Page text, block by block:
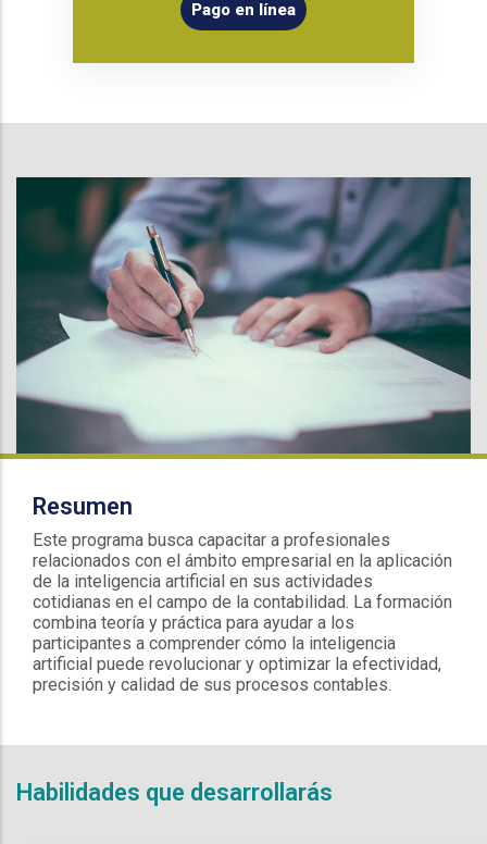
Pago en línea
Resumen
Este programa busca capacitar a profesionales
relacionados con el ámbito empresarial en la aplicación
de la inteligencia artificial en sus actividades
cotidianas en el campo de la contabilidad. La formación
combina teoría y práctica para ayudar a los
participantes a comprender cómo la inteligencia
artificial puede revolucionar y optimizar la efectividad,
precisión y calidad de sus procesos contables.
Habilidades que desarrollarás